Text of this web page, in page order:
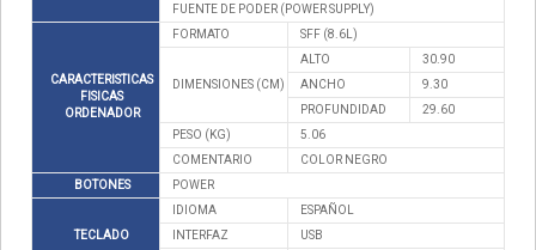
FUENTE DE PODER (POWER SUPPLY)
CARACTERISTICAS
FISICAS
ORDENADOR
FORMATO SFF (8.6L)
DIMENSIONES (CM)
ALTO
30.90
ANCHO
9.30
PROFUNDIDAD
29.60
PESO (KG)
5.06
COMENTARIO
COLOR NEGRO
BOTONES
POWER
TECLADO
IDIOMA
ESPAÑOL
INTERFAZ
USB